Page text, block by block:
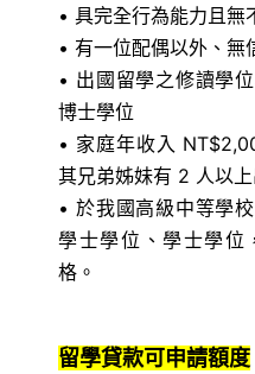
• 具完全行為能力且無
• 有一位配偶以外、無
• 出國留學之修讀學
博士學位
• 家庭年收入
其兄弟姊妹有 2 人以
• 於我國高級中等學
學士學位、學士學位
格。
留學貸款可申請額度